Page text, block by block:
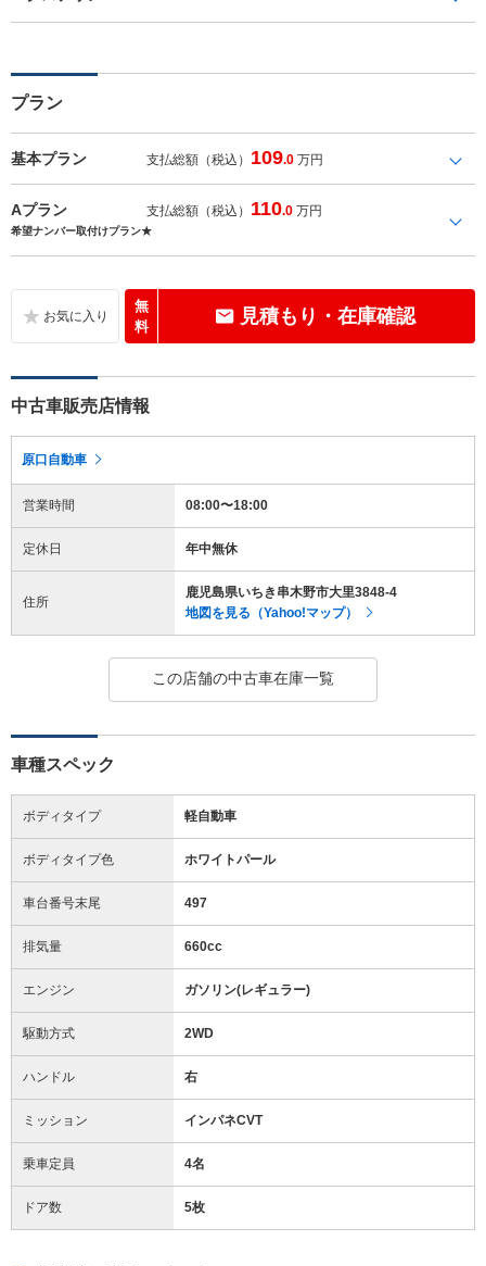
プラン
基本プラン 支払総額（税込） 109.0 万円
Aプラン 支払総額（税込） 110.0 万円
希望ナンバー取付けプラン★
無
料
見積もり・在庫確認
中古車販売店情報
原口自動車
営業時間 08:00〜18:00
定休日 年中無休
住所
鹿児島県いちき串木野市大里3848-4
地図を見る（Yahoo!マップ）
この店舗の中古車在庫一覧
車種スペック
ボディタイプ 軽自動車
ボディタイプ色 ホワイトパール
車台番号末尾 497
排気量 660cc
エンジン ガソリン(レギュラー)
駆動方式 2WD
ハンドル 右
ミッション インパネCVT
乗車定員 4名
ドア数 5枚